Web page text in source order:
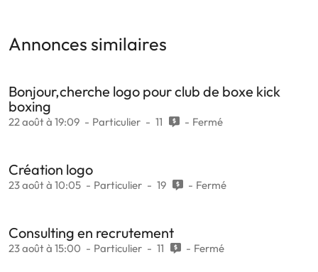
Annonces similaires
Bonjour,cherche logo pour club de boxe kick
boxing
22 août à 19:09 Particulier 11 Fermé
Création logo
23 août à 10:05 Particulier 19 Fermé
Consulting en recrutement
23 août à 15:00 Particulier 11 Fermé